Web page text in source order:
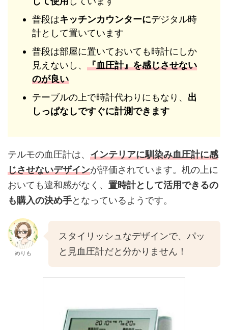
普段はキッチンカウンターにデジタル時
計として置いています
普段は部屋に置いておいても時計にしか
見えないし、 『血圧計』を感じさせない
のが良い
テーブルの上で時計代わりにもなり、 出
しっぱなしですぐに計測できます
テルモの血圧計は、 インテリアに馴染み血圧計に感
じさせないデザインが評価されています。机の上に
おいても違和感がなく、 置時計として活用できるの
も購入の決め手となっているようです。
めりも
スタイリッシュなデザインで、パッ
と見血圧計だと分かりません！